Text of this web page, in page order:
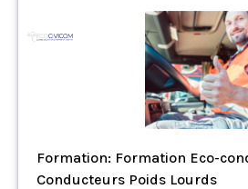
Formation: Formation Eco-
Conducteurs Poids Lourds